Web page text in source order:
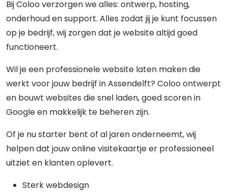
Bij Coloo verzorgen we alles: ontwerp, hosting,
onderhoud en support. Alles zodat jij je kunt focussen
op je bedrijf, wij zorgen dat je website altijd goed
functioneert.
Wil je een professionele website laten maken die
werkt voor jouw bedrijf in Assendelft? Coloo ontwerpt
en bouwt websites die snel laden, goed scoren in
Google en makkelijk te beheren zijn.
Of je nu starter bent of al jaren onderneemt, wij
helpen dat jouw online visitekaartje er professioneel
uitziet en klanten oplevert.
Sterk webdesign